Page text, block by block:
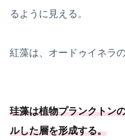
るように見える。
紅藻は、オードゥイネラ
珪藻は植物プランクトン
ルした層を形成する。